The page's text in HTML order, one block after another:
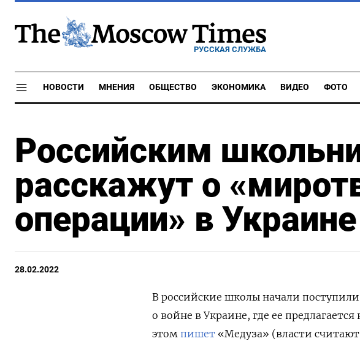
РУССКАЯ СЛУЖБА
НОВОСТИ МНЕНИЯ ОБЩЕСТВО ЭКОНОМИКА ВИДЕО ФОТО
Российским
расскажут о
операции» в Украине
28.02.2022
В российские школы начали
о войне в Украине, где ее
этом пишет «Медуза» (власти